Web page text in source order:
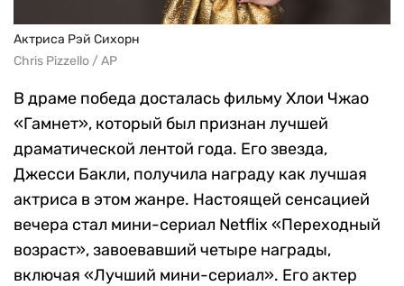
Актриса Рэй Сихорн
Chris Pizzello / AP
В драме победа досталась фильму Хлои Чжао
«Гамнет», который был признан лучшей
драматической лентой года. Его звезда,
Джесси Бакли, получила награду как лучшая
актриса в этом жанре. Настоящей сенсацией
вечера стал мини-сериал Netflix «Переходный
возраст», завоевавший четыре награды,
включая «Лучший мини-сериал». Его актер